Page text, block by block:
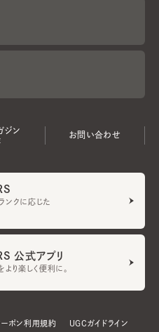
ジン
お問い合わせ
ンクに応じた
公式アプリ
り楽しく便利に。
ーポン利用規約 UGCガイドライン